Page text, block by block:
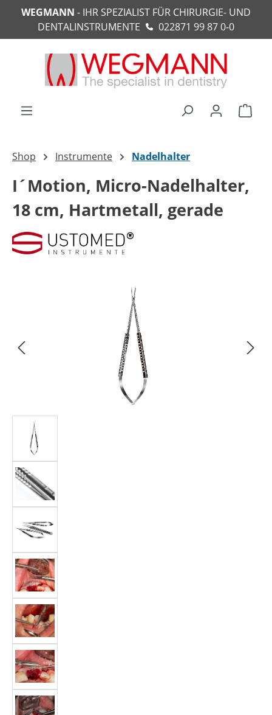
springen
WEGMANN - IHR SPEZIALIST FÜR CHIRURGIE- UND
DENTALINSTRUMENTE
022871 99 87 0-0
Shop Instrumente Nadelhalter
I´Motion, Micro-Nadelhalter,
18 cm, Hartmetall, gerade
Bildergalerie überspringen